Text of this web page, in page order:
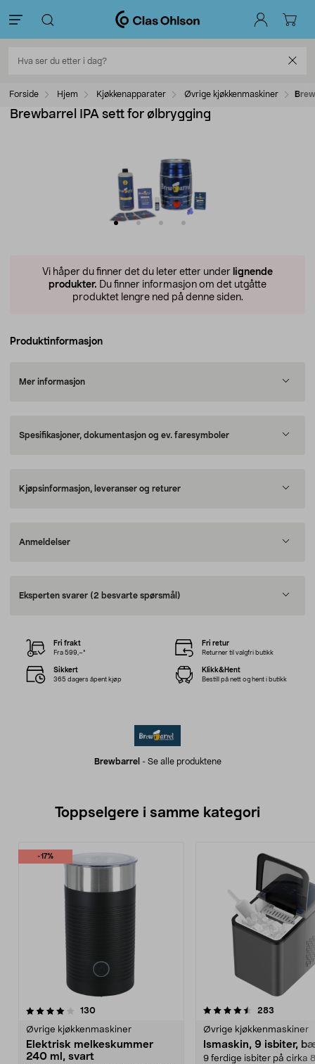
Forside Hjem Kjøkkenapparater Øvrige kjøkkenmaskiner
Brewbarrel IPA sett for ølbrygging
Vi håper du finner det du leter etter under lignende
produkter. Du finner informasjon om det utgåtte
produktet lengre ned på denne siden.
Produktinformasjon
Mer informasjon
Spesifikasjoner, dokumentasjon og ev. faresymboler
Kjøpsinformasjon, leveranser og returer
Anmeldelser
Eksperten svarer (2 besvarte spørsmål)
Brewbarrel - Se alle produktene
Fri frakt
Fra 599,–*
Fri retur
Returner til valgfri butikk
Sikkert
365 dagers åpent kjøp
Klikk&Hent
Bestill på nett og hent i butikk
Toppselgere i samme kategori
-17%
130anmeldelser
Øvrige kjøkkenmaskiner
Elektrisk melkeskummer
240 ml, svart
4.5 av 5 stjerner 283
Øvrige kjøkkenmaskiner
Ismaskin, 9 isbiter,
9 ferdige isbiter på cirka 8
4.0 av 5 stjerner